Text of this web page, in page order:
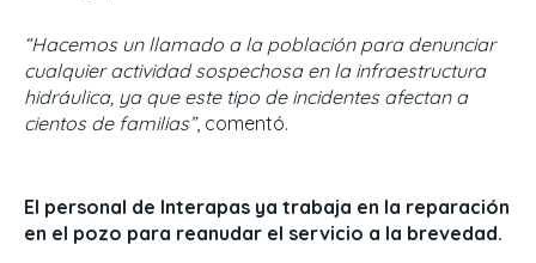
“Hacemos un llamado a la población para denunciar
cualquier actividad sospechosa en la infraestructura
hidráulica, ya que este tipo de incidentes afectan a
cientos de familias”, comentó.
El personal de Interapas ya trabaja en la reparación
en el pozo para reanudar el servicio a la brevedad.